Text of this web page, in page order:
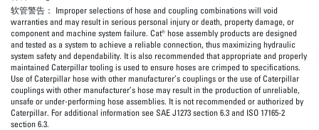
软管警告： Improper selections of hose and coupling combinations will void
warranties and may result in serious personal injury or death, property damage, or
component and machine system failure. Cat® hose assembly products are designed
and tested as a system to achieve a reliable connection, thus maximizing hydraulic
system safety and dependability. It is also recommended that appropriate and properly
maintained Caterpillar tooling is used to ensure hoses are crimped to specifications.
Use of Caterpillar hose with other manufacturer’s couplings or the use of Caterpillar
couplings with other manufacturer’s hose may result in the production of unreliable,
unsafe or under-performing hose assemblies. It is not recommended or authorized by
Caterpillar. For additional information see SAE J1273 section 6.3 and ISO 17165-2
section 6.3.